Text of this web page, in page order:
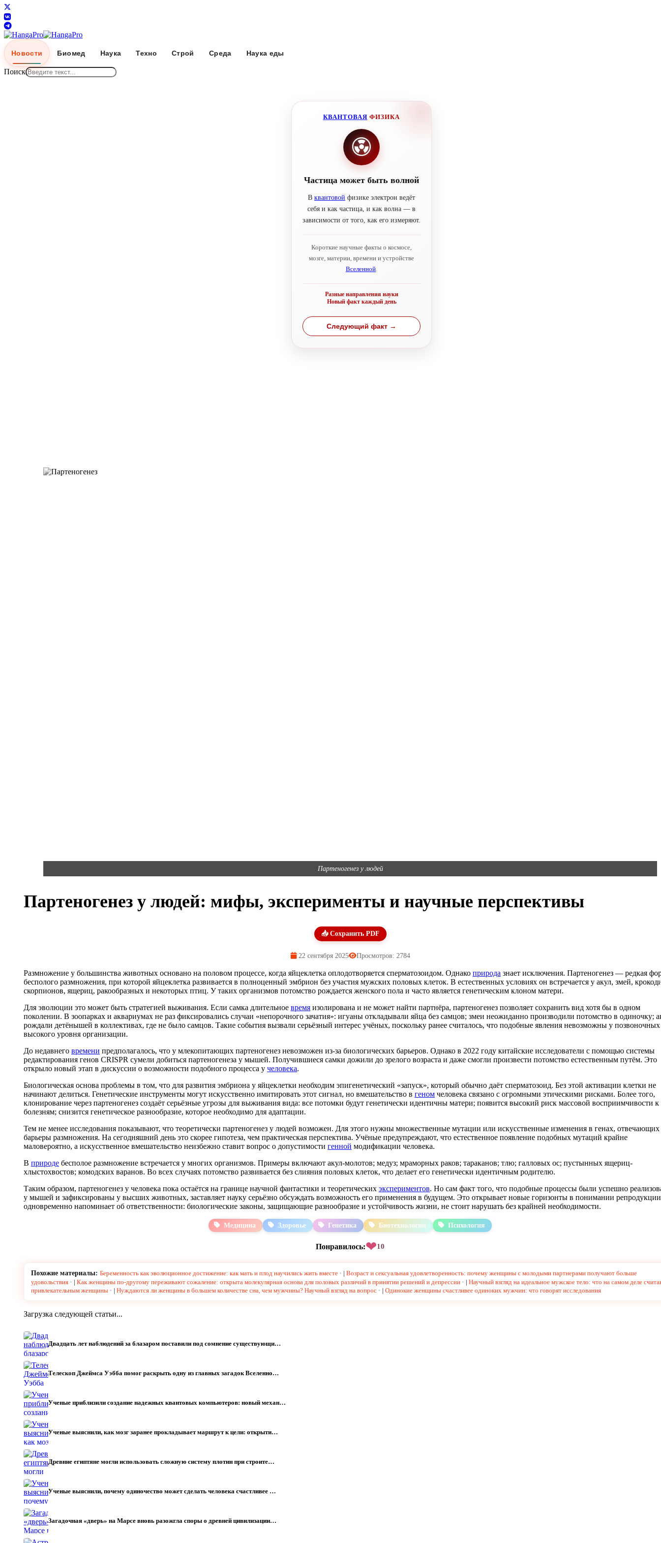
Новости Биомед Наука Техно Строй Среда Наука еды
Поиск
КВАНТОВАЯ ФИЗИКА
Частица может быть волной
В квантовой физике электрон ведёт
себя и как частица, и как волна — в
зависимости от того, как его измеряют.
Короткие научные факты о космосе,
мозге, материи, времени и устройстве
Вселенной.
Разные направления науки
Новый факт каждый день
Следующий факт →
Партеногенез у людей
Партеногенез у людей: мифы, эксперименты и научные перспективы
📥 Сохранить PDF
22 сентября 2025 Просмотров: 2784
Размножение у большинства животных основано на половом процессе, когда яйцеклетка оплодотворяется сперматозоидом. Однако природа знает исключения. Партеногенез — редкая
бесполого размножения, при которой яйцеклетка развивается в полноценный эмбрион без участия мужских половых клеток. В естественных условиях он встречается у акул, змей,
скорпионов, ящериц, ракообразных и некоторых птиц. У таких организмов потомство рождается женского пола и часто является генетическим клоном матери.
Для эволюции это может быть стратегией выживания. Если самка длительное время изолирована и не может найти партнёра, партеногенез позволяет сохранить вид хотя бы в одном
поколении. В зоопарках и аквариумах не раз фиксировались случаи «непорочного зачатия»: игуаны откладывали яйца без самцов; змеи неожиданно производили потомство в одиночку;
рождали детёнышей в коллективах, где не было самцов. Такие события вызвали серьёзный интерес учёных, поскольку ранее считалось, что подобные явления невозможны у позвоночных
высокого уровня организации.
До недавнего времени предполагалось, что у млекопитающих партеногенез невозможен из-за биологических барьеров. Однако в 2022 году китайские исследователи с помощью системы
редактирования генов CRISPR сумели добиться партеногенеза у мышей. Получившиеся самки дожили до зрелого возраста и даже смогли произвести потомство естественным путём. Это
открыло новый этап в дискуссии о возможности подобного процесса у человека.
Биологическая основа проблемы в том, что для развития эмбриона у яйцеклетки необходим эпигенетический «запуск», который обычно даёт сперматозоид. Без этой активации клетки не
начинают делиться. Генетические инструменты могут искусственно имитировать этот сигнал, но вмешательство в геном человека связано с огромными этическими рисками. Более того,
клонирование через партеногенез создаёт серьёзные угрозы для выживания вида: все потомки будут генетически идентичны матери; появится высокий риск массовой восприимчивости к
болезням; снизится генетическое разнообразие, которое необходимо для адаптации.
Тем не менее исследования показывают, что теоретически партеногенез у людей возможен. Для этого нужны множественные мутации или искусственные изменения в генах, отвечающих
барьеры размножения. На сегодняшний день это скорее гипотеза, чем практическая перспектива. Учёные предупреждают, что естественное появление подобных мутаций крайне
маловероятно, а искусственное вмешательство неизбежно ставит вопрос о допустимости генной модификации человека.
В природе бесполое размножение встречается у многих организмов. Примеры включают акул-молотов; медуз; мраморных раков; тараканов; тлю; галловых ос; пустынных ящериц-
хлыстохвостов; комодских варанов. Во всех случаях потомство развивается без слияния половых клеток, что делает его генетически идентичным родителю.
Таким образом, партеногенез у человека пока остаётся на границе научной фантастики и теоретических экспериментов. Но сам факт того, что подобные процессы были успешно
у мышей и зафиксированы у высших животных, заставляет науку серьёзно обсуждать возможность его применения в будущем. Это открывает новые горизонты в понимании
одновременно напоминает об ответственности: биологические законы, защищающие разнообразие и устойчивость жизни, не стоит нарушать без крайней необходимости.
Медицина Здоровье Генетика Биотехнологии Психология
Понравилось:❤10
Похожие материалы: Беременность как эволюционное достижение: как мать и плод научились жить вместе | Возраст и сексуальная удовлетворенность: почему женщины с молодыми партнерами получают больше
удовольствия
| Как женщины по-другому переживают сожаление: открыта молекулярная основа для половых различий в принятии решений и депрессии | Научный взгляд на идеальное мужское тело: что на самом деле
привлекательным женщины
| Нуждаются ли женщины в большем количестве сна, чем мужчины? Научный взгляд на вопрос | Одинокие женщины счастливее одиноких мужчин: что говорят исследования
Загрузка следующей статьи...
Двадцать лет наблюдений за блазаром поставили под сомнение существующи…
Телескоп Джеймса Уэбба помог раскрыть одну из главных загадок Вселенно…
Ученые приблизили создание надежных квантовых компьютеров: новый механ…
Ученые выяснили, как мозг заранее прокладывает маршрут к цели: открыти…
Древние египтяне могли использовать сложную систему плотин при строите…
Ученые выяснили, почему одиночество может сделать человека счастливее …
Загадочная «дверь» на Марсе вновь разожгла споры о древней цивилизации…